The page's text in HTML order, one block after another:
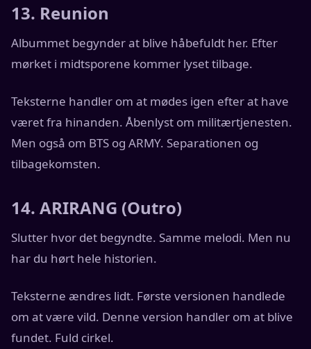
13. Reunion
Albummet begynder at blive håbefuldt her. Efter
mørket i midtsporene kommer lyset tilbage.
Teksterne handler om at mødes igen efter at have
været fra hinanden. Åbenlyst om militærtjenesten.
Men også om BTS og ARMY. Separationen og
tilbagekomsten.
14. ARIRANG (Outro)
Slutter hvor det begyndte. Samme melodi. Men nu
har du hørt hele historien.
Teksterne ændres lidt. Første versionen handlede
om at være vild. Denne version handler om at blive
fundet. Fuld cirkel.